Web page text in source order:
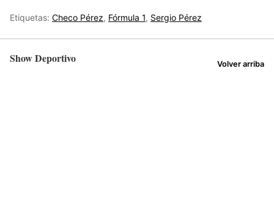
Etiquetas: Checo Pérez, Fórmula 1, Sergio Pérez
Show Deportivo Volver arriba